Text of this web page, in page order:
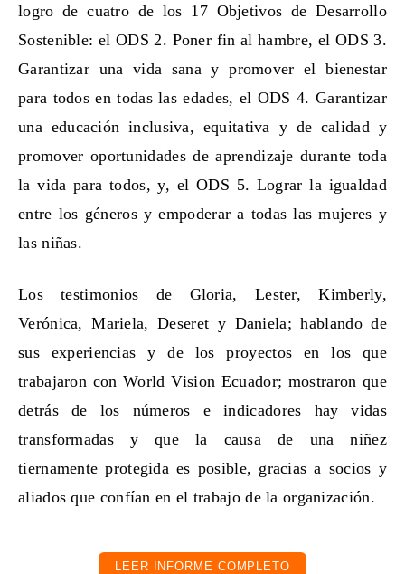
logro de cuatro de los 17 Objetivos de Desarrollo
Sostenible: el ODS 2. Poner fin al hambre, el ODS 3.
Garantizar una vida sana y promover el bienestar
para todos en todas las edades, el ODS 4. Garantizar
una educación inclusiva, equitativa y de calidad y
promover oportunidades de aprendizaje durante toda
la vida para todos, y, el ODS 5. Lograr la igualdad
entre los géneros y empoderar a todas las mujeres y
las niñas.
Los testimonios de Gloria, Lester, Kimberly,
Verónica, Mariela, Deseret y Daniela; hablando de
sus experiencias y de los proyectos en los que
trabajaron con World Vision Ecuador; mostraron que
detrás de los números e indicadores hay vidas
transformadas y que la causa de una niñez
tiernamente protegida es posible, gracias a socios y
aliados que confían en el trabajo de la organización.
LEER INFORME COMPLETO